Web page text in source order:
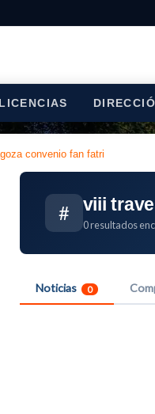
LICENCIAS
convenio fan fatri
# viii
0 resultados
Noticias 0